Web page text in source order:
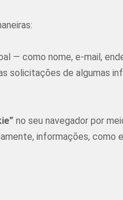
— como nome, e-mail,
solicitações de algumas
no seu navegador por
informações, como